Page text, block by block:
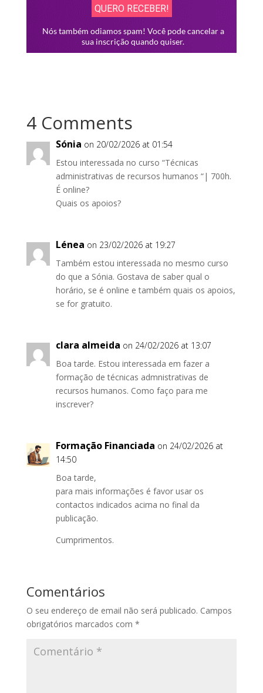
4 Comments
Sónia on 20/02/2026 at 01:54
Estou interessada no curso “Técnicas
administrativas de recursos humanos “| 700h.
É online?
Quais os apoios?
Lénea on 23/02/2026 at 19:27
Também estou interessada no mesmo curso
do que a Sónia. Gostava de saber qual o
horário, se é online e também quais os apoios,
se for gratuito.
clara almeida on 24/02/2026 at 13:07
Boa tarde. Estou interessada em fazer a
formação de técnicas admnistrativas de
recursos humanos. Como faço para me
inscrever?
Formação Financiada on 24/02/2026 at
14:50
Boa tarde,
para mais informações é favor usar os
contactos indicados acima no final da
publicação.
Cumprimentos.
Comentários
O seu endereço de email não será publicado. Campos
obrigatórios marcados com *